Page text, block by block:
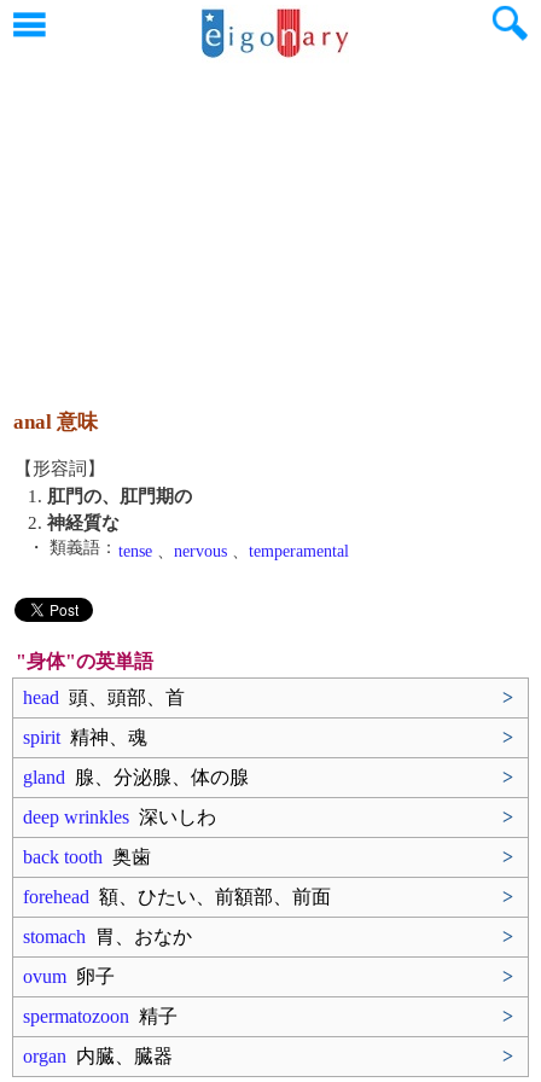
anal 意味
【形容詞】
1. 肛門の、肛門期の
2. 神経質な
・ 類義語： tense 、 nervous 、 temperamental
"身体"の英単語
head 頭、頭部、首
>
spirit 精神、魂
>
gland 腺、分泌腺、体の腺
>
deep wrinkles 深いしわ
>
back tooth 奥歯
>
forehead 額、ひたい、前額部、前面
>
stomach 胃、おなか
>
ovum 卵子
>
spermatozoon 精子
>
organ 内臓、臓器 >